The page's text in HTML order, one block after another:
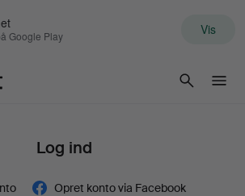
Google Play Vis
Log ind
Opret konto via Facebook